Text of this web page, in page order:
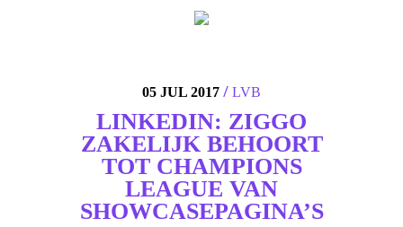
05 JUL 2017 / LVB
LINKEDIN: ZIGGO
ZAKELIJK BEHOORT
TOT CHAMPIONS
LEAGUE VAN
SHOWCASEPAGINA’S